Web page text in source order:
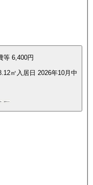
等 6,400円
㎡ 入居日 2026年10月中
有 都市ガス